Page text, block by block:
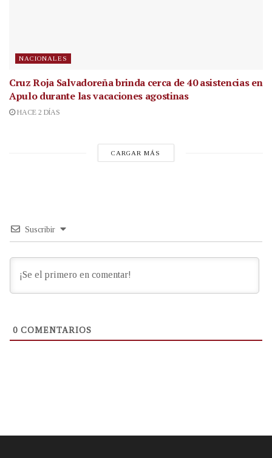
NACIONALES
Cruz Roja Salvadoreña brinda cerca de 40 asistencias en
Apulo durante las vacaciones agostinas
HACE 2 DÍAS
CARGAR MÁS
Suscribir
0 COMENTARIOS